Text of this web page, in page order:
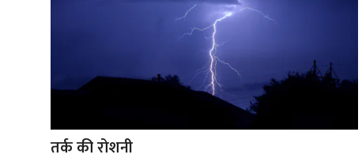
तर्क की रोशनी